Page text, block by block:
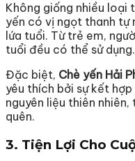
Không giống nhiều loại
yến có vị ngọt thanh tự
lứa tuổi. Từ trẻ em,
tuổi đều có thể sử dụng.
Đặc biệt, Chè yến Hải
yêu thích bởi sự kết
nguyên liệu thiên
quên.
3. Tiện Lợi Cho